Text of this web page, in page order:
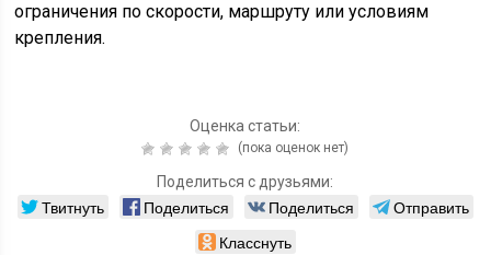
ограничения по скорости, маршруту или условиям
крепления.
Оценка статьи:
(пока оценок нет)
Поделиться с друзьями:
Твитнуть Поделиться Поделиться
Отправить
Класснуть